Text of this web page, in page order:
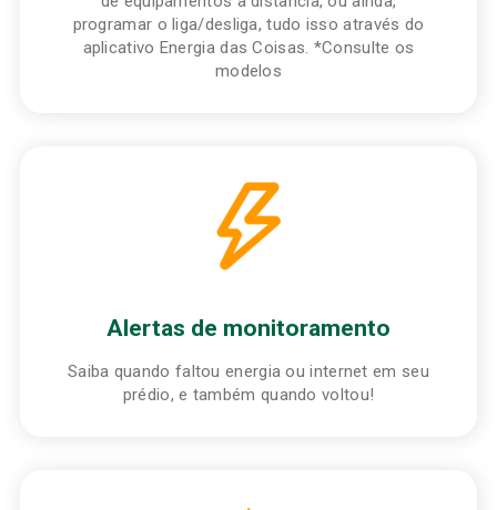
programar o liga/desliga, tudo isso através do
aplicativo Energia das Coisas. *Consulte os
modelos
Alertas de monitoramento
Saiba quando faltou energia ou internet em seu
prédio, e também quando voltou!